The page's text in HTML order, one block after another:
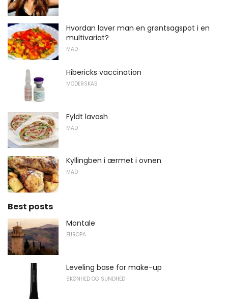
Hvordan laver man en grøntsagspot i en
multivariat?
MAD
Hibericks vaccination
MODERSKAB
Fyldt lavash
MAD
Kyllingben i ærmet i ovnen
MAD
Best posts
Montale
EUROPA
Leveling base for make-up
SKØNHED OG SUNDHED